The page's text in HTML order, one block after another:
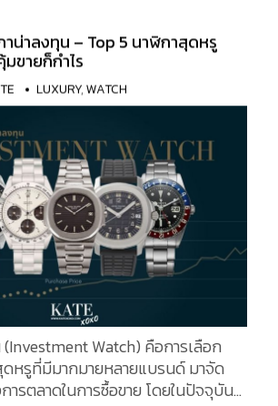
บซ้อนไม่เหมือนใครของนาฬิกาเรือน
ในชนบทหรือดำน้ำในมหาสมุทร เรียกได้
Aquanaut เป็นนาฬิกาชั้นยอดที่
ด่นของคอลเล็กชั่น
คุณสมบัติทนทานต่อการดำน้ำทะเล
Aquanaut สามารถกันน้ำได้ลึกได้
ตร และยังสามารถสวมใส่ในขณะที่ว่าย
กด้วย ในส่วนของสายนาฬิกามีลักษณะ
(ยาง) Texture มีความน่าดึงดูดใจ
สดุคอมโพสิตชนิดใหม่ มีความไฮเทค
ายข้อมือไม่เพียงแต่สวมใส่สบาย
ห้เกิดการแพ้ หรือระคายเคืองในขณะที่
น Aquanaut ได้แก่ รุ่น 5167A-
5067A-001, 5067A-001 และ
ห้คุณสุภาพบุรุษและคุณสุภาพสตรี ที่
าดี ๆ สักเรือนเป็นของขวัญให้ตัวเอง
น่าลงทุน – Top 5 นาฬิกาสุดหรู
ขายก็กำไร
LUXURY,WATCH
Watch) คือการเลือก
หรูที่มีมากมายหลายแบรนด์ มาจัด
รตลาดในการซื้อขาย โดยในปัจจุบัน